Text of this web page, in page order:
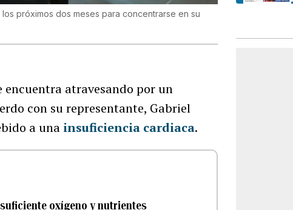
próximos dos meses para concentrarse en su
encuentra atravesando por un
con su representante, Gabriel
a una insuficiencia cardiaca.
oxígeno y nutrientes